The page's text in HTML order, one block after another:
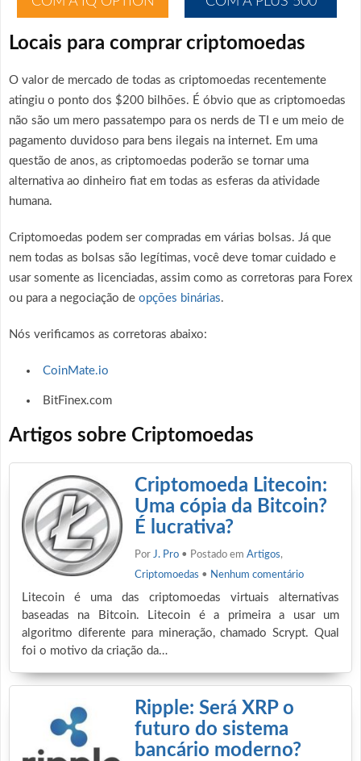
Locais para comprar criptomoedas
O valor de mercado de todas as criptomoedas recentemente
atingiu o ponto dos $200 bilhões. É óbvio que as criptomoedas
não são um mero passatempo para os nerds de TI e um meio de
pagamento duvidoso para bens ilegais na internet. Em uma
questão de anos, as criptomoedas poderão se tornar uma
alternativa ao dinheiro fiat em todas as esferas da atividade
humana.
Criptomoedas podem ser compradas em várias bolsas. Já que
nem todas as bolsas são legítimas, você deve tomar cuidado e
usar somente as licenciadas, assim como as corretoras para Forex
ou para a negociação de opções binárias.
Nós verificamos as corretoras abaixo:
CoinMate.io
BitFinex.com
Artigos sobre Criptomoedas
Criptomoeda Litecoin:
Uma cópia da Bitcoin?
É lucrativa?
Por J. Pro • Postado em Artigos,
Criptomoedas • Nenhum comentário
Litecoin é uma das criptomoedas virtuais alternativas
baseadas na Bitcoin. Litecoin é a primeira a usar um
algoritmo diferente para mineração, chamado Scrypt. Qual
foi o motivo da criação da…
Ripple: Será XRP o
futuro do sistema
bancário moderno?